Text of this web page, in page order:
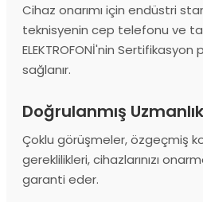
Cihaz onarımı için endüstri
teknisyenin cep telefonu ve
ELEKTROFONİ'nin Sertifikasyon
sağlanır.
Doğrulanmış Uzmanlık
Çoklu görüşmeler, özgeçmiş
gereklilikleri, cihazlarınızı
garanti eder.